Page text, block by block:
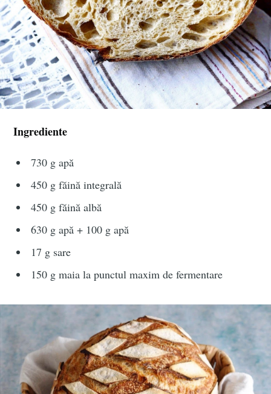
Ingrediente
730 g apă
450 g făină integrală
450 g făină albă
630 g apă + 100 g apă
17 g sare
150 g maia la punctul maxim de fermentare